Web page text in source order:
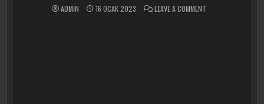
ADMIN 16 OCAK 2023 LEAVE A COMMENT